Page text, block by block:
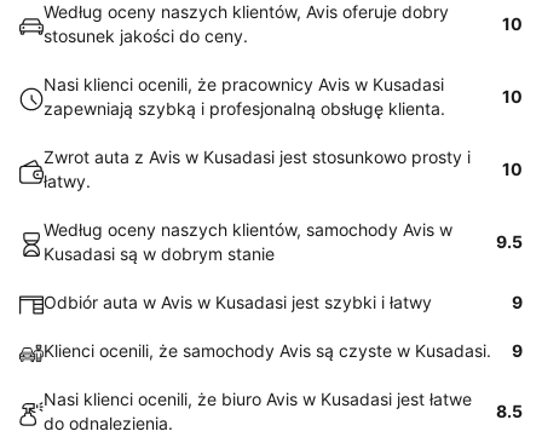
Według oceny naszych klientów, Avis oferuje dobry
stosunek jakości do ceny.
10
Nasi klienci ocenili, że pracownicy Avis w Kusadasi
zapewniają szybką i profesjonalną obsługę klienta.
10
Zwrot auta z Avis w Kusadasi jest stosunkowo prosty i
łatwy.
10
Według oceny naszych klientów, samochody Avis w
Kusadasi są w dobrym stanie
9.5
Odbiór auta w Avis w Kusadasi jest szybki i łatwy 9
Klienci ocenili, że samochody Avis są czyste w Kusadasi. 9
Nasi klienci ocenili, że biuro Avis w Kusadasi jest łatwe
do odnalezienia.
8.5